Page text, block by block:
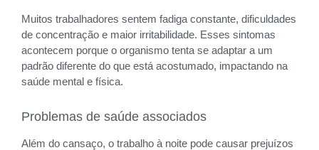
Muitos trabalhadores sentem fadiga constante, dificuldades
de concentração e maior irritabilidade. Esses sintomas
acontecem porque o organismo tenta se adaptar a um
padrão diferente do que está acostumado, impactando na
saúde mental e física.
Problemas de saúde associados
Além do cansaço, o trabalho à noite pode causar prejuízos